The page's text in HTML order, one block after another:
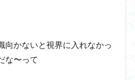
向かないと視界に入れなかっ
な〜って